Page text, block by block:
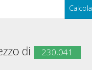
Calcola
di 230,041